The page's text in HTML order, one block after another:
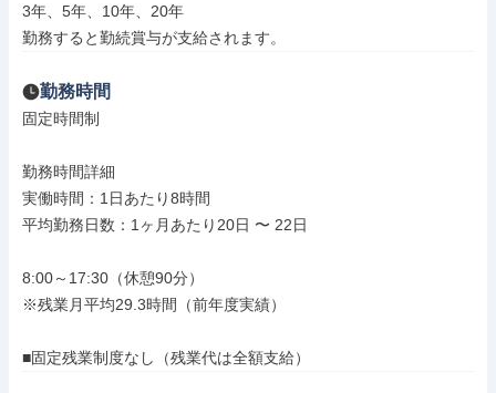
3年、5年、10年、20年
勤務すると勤続賞与が支給されます。
勤務時間
固定時間制
勤務時間詳細
実働時間：1日あたり8時間
平均勤務日数：1ヶ月あたり20日 〜 22日
8:00～17:30（休憩90分）
※残業月平均29.3時間（前年度実績）
■固定残業制度なし（残業代は全額支給）